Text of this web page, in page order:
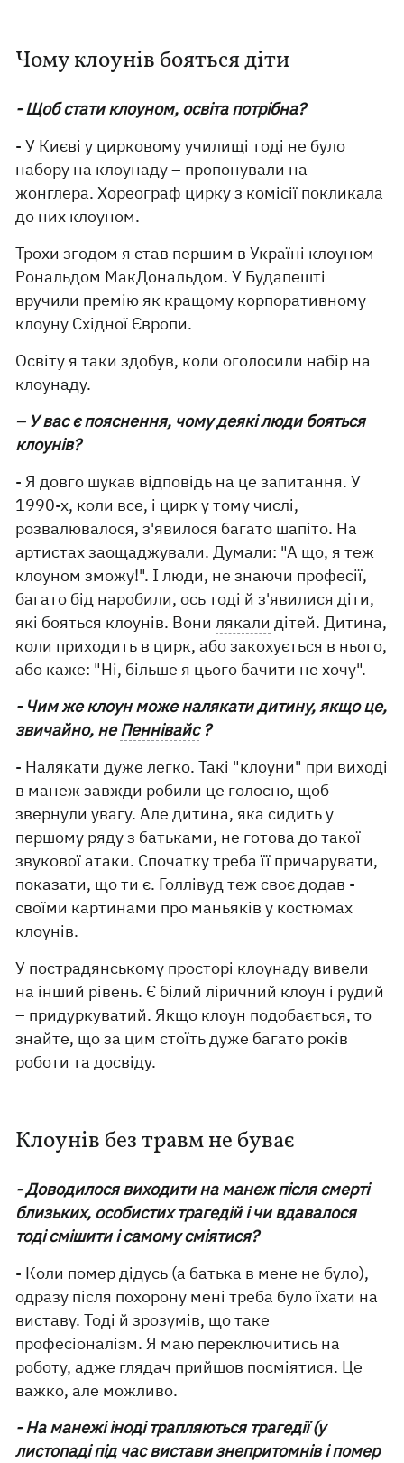
Чому клоунів бояться діти
- Щоб стати клоуном, освіта потрібна?
- У Києві у цирковому училищі тоді не було
набору на клоунаду – пропонували на
жонглера. Хореограф цирку з комісії покликала
до них клоуном.
Трохи згодом я став першим в Україні клоуном
Рональдом МакДональдом. У Будапешті
вручили премію як кращому корпоративному
клоуну Східної Європи.
Освіту я таки здобув, коли оголосили набір на
клоунаду.
– У вас є пояснення, чому деякі люди бояться
клоунів?
- Я довго шукав відповідь на це запитання. У
1990-х, коли все, і цирк у тому числі,
розвалювалося, з'явилося багато шапіто. На
артистах заощаджували. Думали: "А що, я теж
клоуном зможу!". І люди, не знаючи професії,
багато бід наробили, ось тоді й з'явилися діти,
які бояться клоунів. Вонилякали дітей. Дитина,
коли приходить в цирк, або закохується в нього,
або каже: "Ні, більше я цього бачити не хочу".
- Чим же клоун може налякати дитину, якщо це,
звичайно, неПеннівайс?
- Налякати дуже легко. Такі "клоуни" при виході
в манеж завжди робили це голосно, щоб
звернули увагу. Але дитина, яка сидить у
першому ряду з батьками, не готова до такої
звукової атаки. Спочатку треба її причарувати,
показати, що ти є. Голлівуд теж своє додав -
своїми картинами про маньяків у костюмах
клоунів.
У пострадянському просторі клоунаду вивели
на інший рівень. Є білий ліричний клоун і рудий
– придуркуватий. Якщо клоун подобається, то
знайте, що за цим стоїть дуже багато років
роботи та досвіду.
Клоунів без травм не буває
- Доводилося виходити на манеж після смерті
близьких, особистих трагедій і чи вдавалося
тоді смішити і самому сміятися?
- Коли помер дідусь (а батька в мене не було),
одразу після похорону мені треба було їхати на
виставу. Тоді й зрозумів, що таке
професіоналізм. Я маю переключитись на
роботу, адже глядач прийшов посміятися. Це
важко, але можливо.
- На манежі іноді трапляються трагедії (у
листопаді під час вистави знепритомнів і помер